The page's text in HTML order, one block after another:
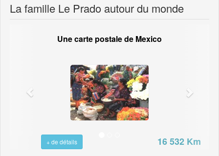
La famille Le Prado autour du monde
Une carte postale de Mexico
+ de détails 16 532 Km